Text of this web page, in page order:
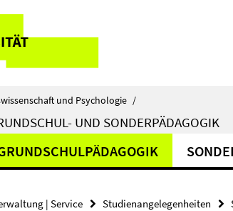
und Psychologie /
UND SONDERPÄDAGOGIK
| Service Studienangelegenheiten